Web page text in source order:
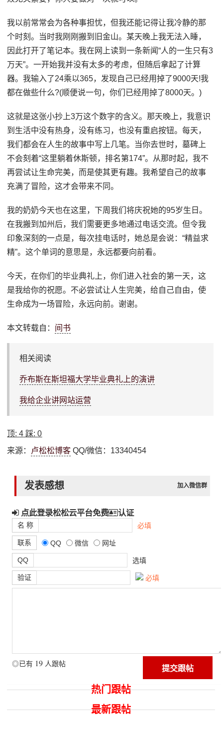
我以前常常会为各种事担忧，但我还能记得让我冷静的那
个时刻。当时我刚刚搬到旧金山。某天晚上我无法入睡，
因此打开了笔记本。我在网上读到一条新闻“人的一生只有3
万天”。一开始我并没有太多的考虑，但随后拿起了计算
器。我输入了24乘以365，发现自己已经用掉了9000天!我
都在做些什么?(顺便说一句，你们已经用掉了8000天。)
这就是这张小抄上3万这个数字的含义。那天晚上，我意识
到生活中没有热身，没有练习，也没有重启按钮。每天，
我们都会在人生的故事中写上几笔。当你去世时，墓碑上
不会刻着“这里躺着休斯顿，排名第174”。从那时起，我不
再尝试让生命完美，而是使其更有趣。我希望自己的故事
充满了冒险，这才会带来不同。
我的奶奶今天也在这里，下周我们将庆祝她的95岁生日。
在我搬到加州后，我们需要更多地通过电话交流。但令我
印象深刻的一点是，每次挂电话时，她总是会说：“精益求
精”。这个单词的意思是，永远都要向前看。
今天，在你们的毕业典礼上，你们进入社会的第一天，这
是我给你的祝愿。不必尝试让人生完美，给自己自由，使
生命成为一场冒险，永远向前。谢谢。
本文转载自： 间书
相关阅读
乔布斯在斯坦福大学毕业典礼上的演讲
我给企业讲网站运营
顶:4 踩:0
来源： 卢松松博客 QQ/微信：13340454
发表感想 加入微信群
点此登录松松云平台免费 认证
名 称 必填
联系 QQ 微信 网址
QQ 选填
验证 必填
◎已有 19 人跟帖
热门跟帖
最新跟帖